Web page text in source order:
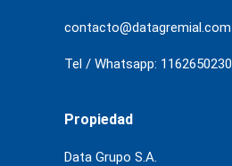
contacto@datagremial.com
Tel / Whatsapp: 1162650230
Propiedad
Data Grupo S.A.